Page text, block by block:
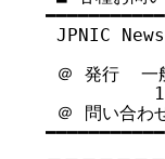
JPNIC
＠ 発行  一
＠ 問い合わ